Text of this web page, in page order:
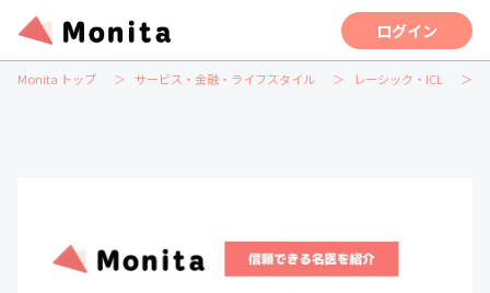
ログイン
Monita トップ サービス・金融・ライフスタイル レーシック・ICL